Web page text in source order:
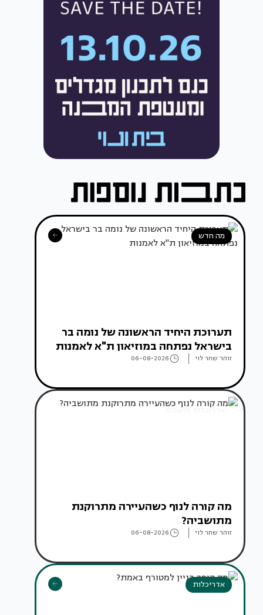
מה חדש
תערוכת היחיד הראשונה של נומה בר
בישראל נפתחה במוזיאון ת"א לאמנות
זוהר שחר לוי 06-08-2026
אדריכלות מהעולם
מה קורה לנוף כשהעיירה מתרוקנת
מתושביה?
זוהר שחר לוי 06-08-2026
אדריכלות